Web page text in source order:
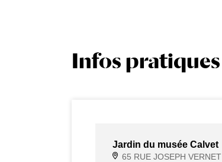
Infos pratiques
Jardin du musée Calvet
65 RUE JOSEPH VERNET